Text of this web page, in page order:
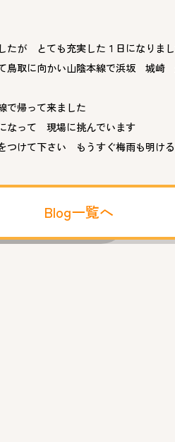
たが とても充実した１日になりま
鳥取に向かい山陰本線で浜坂 城
陽本線で帰って来ました
なって 現場に挑んでいます
けて下さい もうすぐ梅雨も明ける
Blog一覧へ